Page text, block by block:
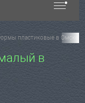
пластиковые в Омске
в